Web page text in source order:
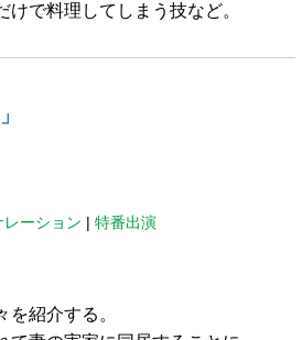
で料理してしまう技など。
レーション | 特番出演
紹介する。